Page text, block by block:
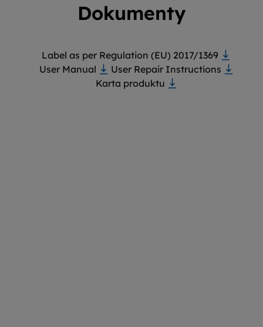
Dokumenty
Label as per Regulation (EU) 2017/1369
User Manual
User Repair Instructions
Karta produktu